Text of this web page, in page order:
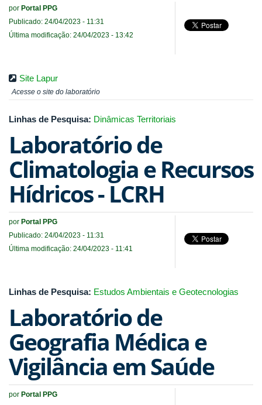
por Portal PPG
Publicado: 24/04/2023 - 11:31
Última modificação: 24/04/2023 - 13:42
Site Lapur
Acesse o site do laboratório
Linhas de Pesquisa: Dinâmicas Territoriais
Laboratório de
Climatologia e Recursos
Hídricos - LCRH
por Portal PPG
Publicado: 24/04/2023 - 11:31
Última modificação: 24/04/2023 - 11:41
Linhas de Pesquisa: Estudos Ambientais e Geotecnologias
Laboratório de
Geografia Médica e
Vigilância em Saúde
por Portal PPG